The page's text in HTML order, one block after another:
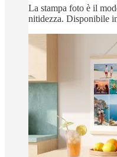
La stampa foto è il
nitidezza. Disponibile